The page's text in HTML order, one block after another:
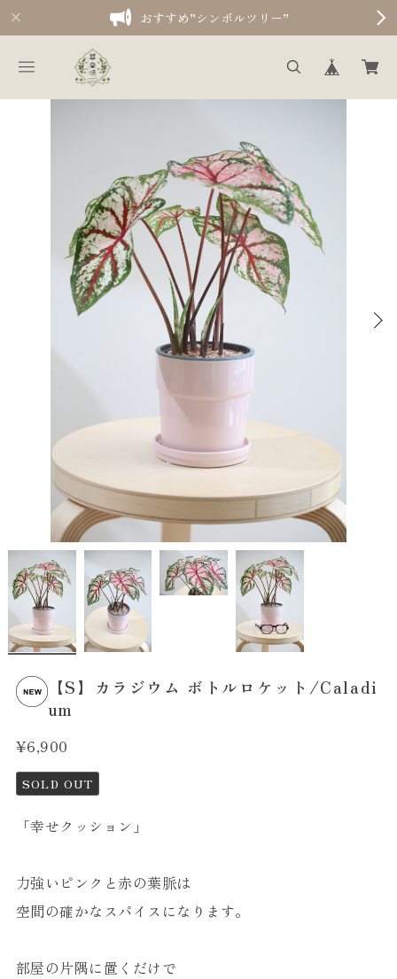
おすすめ”シンボルツリー”
【S】カラジウム ボトルロケット/Caladi
um
¥6,900
SOLD OUT
「幸せクッション」
力強いピンクと赤の葉脈は
空間の確かなスパイスになります。
部屋の片隅に置くだけで